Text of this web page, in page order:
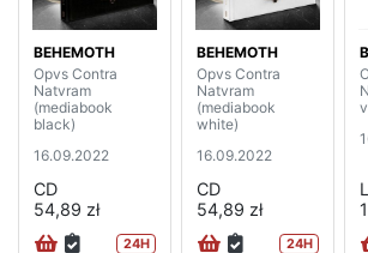
BEHEMOTH
Opvs Contra
Natvram
(mediabook
black)
16.09.2022
CD
54,89 zł
24H
BEHEMOTH
Opvs Contra
Natvram
(mediabook
white)
16.09.2022
CD
54,89 zł
24H